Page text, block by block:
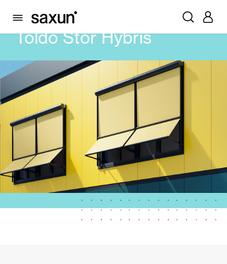
PRODUTOS TOLDOS TOLDO STOR HYBRIS
Toldo Stor Hybris